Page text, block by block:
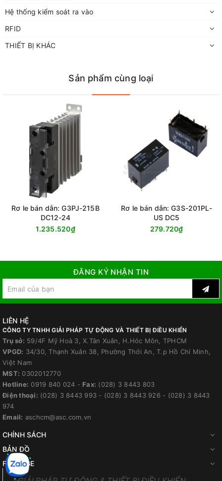
Hệ thống kiểm soát ra vào
RFID
THIẾT BỊ KHÁC
Sản phẩm cùng loại
Rơ le bán dẫn: G3PJ-215B
DC12-24
1.235.520₫
Rơ le bán dẫn: G3S-201PL-
US DC5
279.720₫
ĐĂNG KÝ NHẬN TIN
LIÊN HỆ
CÔNG TY TNHH GIẢI PHÁP TỰ ĐỘNG VÀ THIẾT BỊ ĐIỀU KHIỂN
Trụ sở: 59/4F Mỹ Hoà 3, X.Tân Xuân, H.Hóc Môn, TPHCM
VPGD: 34/30, Thạnh Xuân 38, Phường Thới An, T.p Hồ Chí Minh,
Việt Nam
MST: 0302012770
Hotline: 0919 840 024 - Fax: (028) 3 8443 803
Điện thoại: (028) 3 8443 993 - (028) 3 8443 926 - (028) 3 8443
974
Email: aschcm@asc.com.vn
CHÍNH SÁCH
BẢN ĐỒ
FANPAGE